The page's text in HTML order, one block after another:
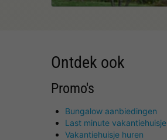
Ontdek ook
Promo's
Bungalow aanbiedingen
Last minute vakantiehuisje
Vakantiehuisje huren